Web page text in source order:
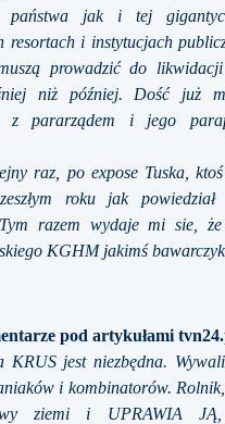
państwa jak i tej
resortach i instytucjach
prowadzić do likwidacji
niż później. Dość już
z pararządem i jego
raz, po expose Tuska, ktoś
roku jak
razem wydaje mi sie,
KGHM jakimś
pod artykułami
jest niezbędna.
i kombinatorów.
ziemi i UPRAWIA